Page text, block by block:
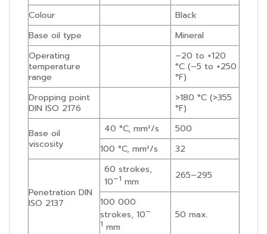
Colour
Black
Base oil type
Mineral
Operating
temperature
range
–20 to +120
°C (–5 to +250
°F)
Dropping point
DIN ISO 2176
>180 °C (>355
°F)
Base oil
viscosity
40 °C, mm²/s
500
100 °C, mm²/s
32
Penetration DIN
ISO 2137
60 strokes,
10–1 mm 265–295
100 000
strokes, 10–
1 mm
50 max.